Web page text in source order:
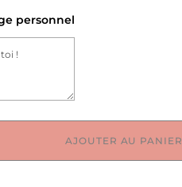
personnel
AJOUTER AU PANIER